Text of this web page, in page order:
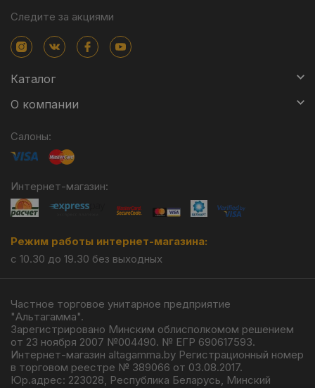
Следите за акциями
Каталог
О компании
Салоны:
Интернет-магазин:
Режим работы интернет-магазина:
с 10.30 до 19.30 без выходных
Частное торговое унитарное предприятие
"Альтагамма".
Зарегистрировано Минским облисполкомом решением
от 23 ноября 2007 №004490. № ЕГР 690617593.
Интернет-магазин altagamma.by Регистрационный номер
в торговом реестре № 389066 от 03.08.2017.
Юр.адрес: 223028, Республика Беларусь, Минский